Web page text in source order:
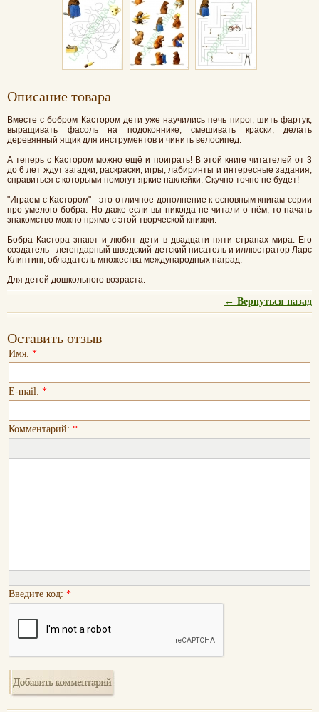
Oписание товара
Вместе с бобром Кастором дети уже научились печь пирог, шить фартук,
выращивать фасоль на подоконнике, смешивать краски, делать
деревянный ящик для инструментов и чинить велосипед.
А теперь с Кастором можно ещё и поиграть! В этой книге читателей от 3
до 6 лет ждут загадки, раскраски, игры, лабиринты и интересные задания,
справиться с которыми помогут яркие наклейки. Скучно точно не будет!
"Играем с Кастором" - это отличное дополнение к основным книгам серии
про умелого бобра. Но даже если вы никогда не читали о нём, то начать
знакомство можно прямо с этой творческой книжки.
Бобра Кастора знают и любят дети в двадцати пяти странах мира. Его
создатель - легендарный шведский детский писатель и иллюстратор Ларс
Клинтинг, обладатель множества международных наград.
Для детей дошкольного возраста.
← Вернуться назад
Оставить отзыв
Имя: *
E-mail: *
Комментарий: *
Введите код: *